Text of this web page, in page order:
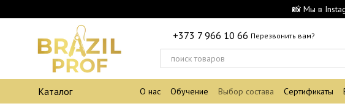
📸 Мы в
+373 7 966 10 66 Перезвонить вам?
Каталог О нас Обучение Выбор состава Сертификаты